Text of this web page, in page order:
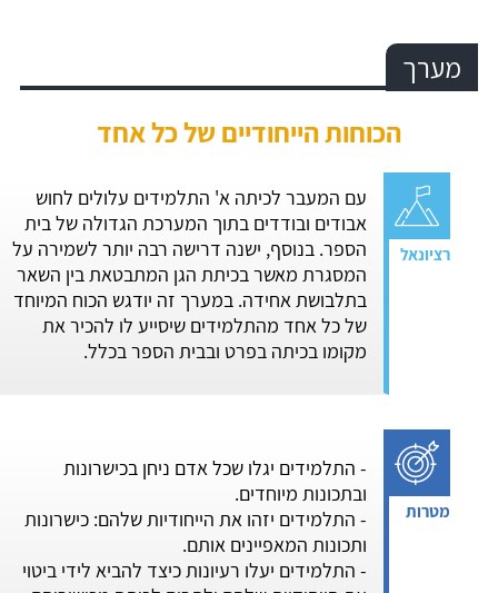
מערך
הכוחות הייחודיים של כל אחד
עם המעבר לכיתה א' התלמידים עלולים לחוש
אבודים ובודדים בתוך המערכת הגדולה של בית
הספר. בנוסף, ישנה דרישה רבה יותר לשמירה על
המסגרת מאשר בכיתת הגן המתבטאת בין השאר
בתלבושת אחידה. במערך זה יודגש הכוח המיוחד
של כל אחד מהתלמידים שיסייע לו להכיר את
מקומו בכיתה בפרט ובבית הספר בכלל.
- התלמידים יגלו שכל אדם ניחן בכישרונות
ובתכונות מיוחדים.
- התלמידים יזהו את הייחודיות שלהם: כישרונות
ותכונות המאפיינים אותם.
- התלמידים יעלו רעיונות כיצד להביא לידי ביטוי